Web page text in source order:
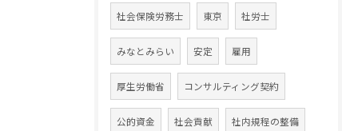
社会保険労務士 東京 社労士
みなとみらい 安定 雇用
厚生労働省 コンサルティング契約
公的資金 社会貢献 社内規程の整備